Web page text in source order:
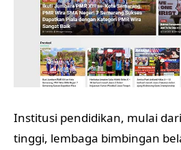
Institusi pendidikan, mulai
tinggi, lembaga bimbingan